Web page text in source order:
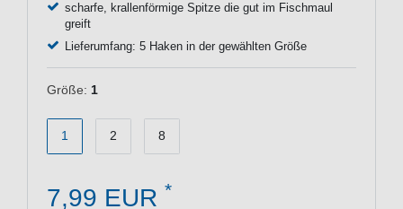
scharfe, krallenförmige Spitze die gut im Fischmaul
greift
Lieferumfang: 5 Haken in der gewählten Größe
Größe: 1
1 2 8
7,99 EUR *